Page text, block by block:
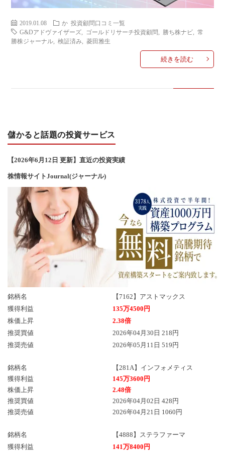
2019.01.08 か 投資顧問口コミ一覧
G&Dアドヴァイザーズ
ゴールドリサーチ投資顧問 勝ち株ナビ ,常
勝株ジャーナル ,検証済み ,菱田雅生
続きを読む
儲かると話題の投資サービス
【2026年6 月12 日 更新】直近の投資実績
株情報サイトJournal(ジャーナル)
銘柄名
【7162】アストマックス
獲得利益
135万4500円
株価上昇
2.38倍
推奨買値
2026年04月30日 218円
推奨売値
2026年05月11日 519円
銘柄名
【281A】インフォメティス
獲得利益
145万3600円
株価上昇
2.48倍
推奨買値
2026年04月02日 428円
推奨売値
2026年04月21日 1060円
銘柄名
【4888】ステラファーマ
獲得利益
141万8400円